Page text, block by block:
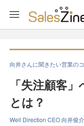
向井さんに聞きたい営業の
「失注顧客
とは？
Well Direction CEO 向井俊介